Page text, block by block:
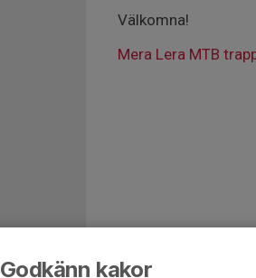
Välkomna!
Mera Lera MTB
Godkänn kakor